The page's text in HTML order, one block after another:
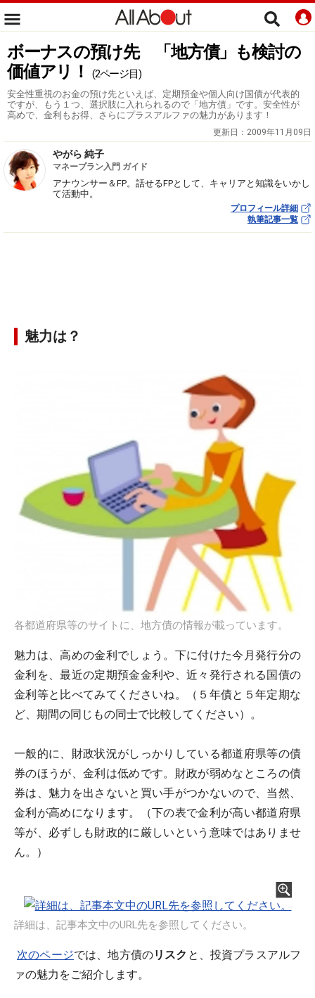
ボーナスの預け先 「地方債」も検討の
価値アリ！
(2ページ目)
安全性重視のお金の預け先といえば、定期預金や個人向け国債が代表的
ですが、もう１つ、選択肢に入れられるので「地方債」です。安全性が
高めで、金利もお得、さらにプラスアルファの魅力があります！
更新日： 2009年11月09日
やがら 純子
マネープラン入門 ガイド
アナウンサー＆FP。話せるFPとして、キャリアと知識をいかし
て活動中。
プロフィール詳細
執筆記事一覧
魅力は？
各都道府県等のサイトに、地方債の情報が載っています。
魅力は、高めの金利でしょう。下に付けた今月発行分の
金利を、最近の定期預金金利や、近々発行される国債の
金利等と比べてみてくださいね。（５年債と５年定期な
ど、期間の同じもの同士で比較してください）。
一般的に、財政状況がしっかりしている都道府県等の債
券のほうが、金利は低めです。財政が弱めなところの債
券は、魅力を出さないと買い手がつかないので、当然、
金利が高めになります。（下の表で金利が高い都道府県
等が、必ずしも財政的に厳しいという意味ではありませ
ん。）
詳細は、記事本文中のURL先を参照してください。
次のページでは、地方債のリスク と、投資プラスアルフ
ァの魅力をご紹介します。